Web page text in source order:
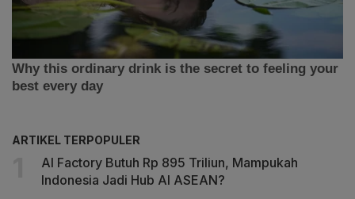
ARTIKEL TERPOPULER
AI Factory Butuh Rp 895 Triliun, Mampukah
Indonesia Jadi Hub AI ASEAN?